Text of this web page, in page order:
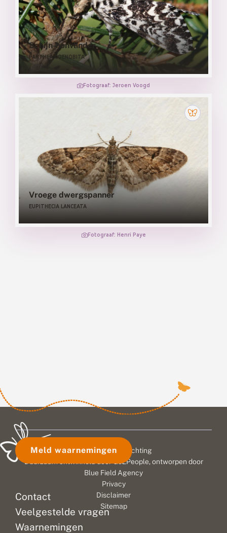
Schijn-nonvlinder
PANTHEA COENOBITA
Fotograaf: Jeroen Voogd
Vroege dwergspanner
EUPITHECIA LANCEATA
Fotograaf: Henri Paye
Contact
Veelgestelde vragen
Waarnemingen
Meld waarnemingen
© 2026 Vlinderstichting
Duurzaam ontwikkeld door
Go2People, ontworpen door
Blue Field Agency
Privacy
Disclaimer
Sitemap